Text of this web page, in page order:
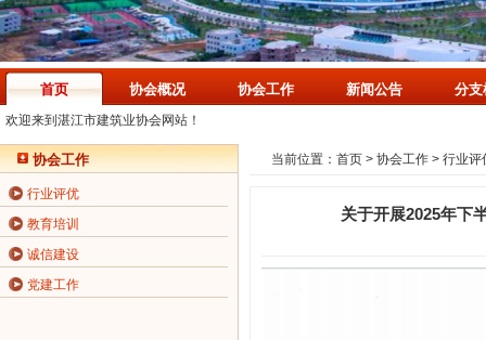
首页
欢迎来到湛江市建筑业协会网站！
协会概况 协会工作 新闻公告 分支
协会工作
行业评优
教育培训
诚信建设
党建工作
当前位置： 首页 > 协会工作 > 行业评
关于开展2025年下